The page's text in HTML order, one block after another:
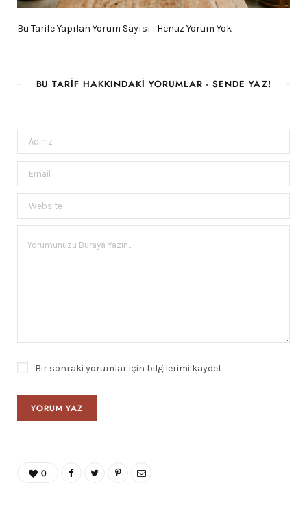
Bu Tarife Yapılan Yorum Sayısı : Henüz Yorum Yok
BU TARIF HAKKINDAKI YORUMLAR - SENDE YAZ!
Bir sonraki yorumlar için bilgilerimi kaydet.
0